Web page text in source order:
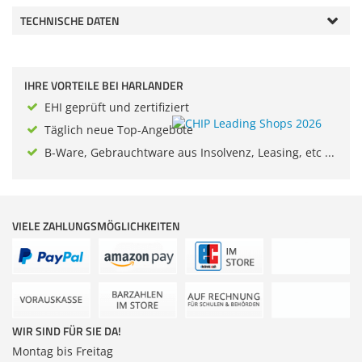
TECHNISCHE DATEN
IHRE VORTEILE BEI HARLANDER
EHI geprüft und zertifiziert
Täglich neue Top-Angebote
B-Ware, Gebrauchtware aus Insolvenz, Leasing, etc ...
VIELE ZAHLUNGSMÖGLICHKEITEN
WIR SIND FÜR SIE DA!
Montag bis Freitag